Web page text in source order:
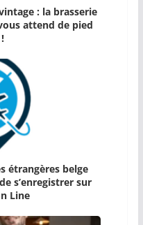
: la brasserie
attend de pied
étrangères belge
s’enregistrer sur
Line